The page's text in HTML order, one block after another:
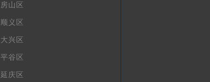
房山区
顺义区
大兴区
平谷区
延庆区